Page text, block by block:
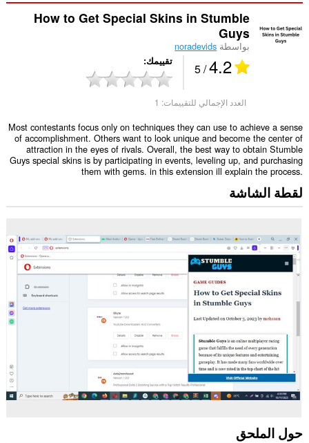
How to Get Special Skins in Stumble
Guys
بواسطة noradevids
4.2
/ 5 تقييمك
العدد الإجمالي للتقييمات: 1
Most contestants focus only on techniques they can use to achieve a sense
of accomplishment. Others want to look unique and become the center of
attraction in the eyes of rivals. Overall, the best way to obtain Stumble
Guys special skins is by participating in events, leveling up, and purchasing
them with gems. in this extension ill explain the process.
لقطة الشاشة
حول الملحق